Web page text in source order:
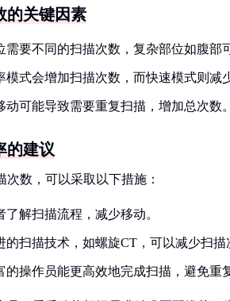
的关键因素
需要不同的扫描次数，复杂部位如腹部
模式会增加扫描次数，而快速模式则减
动可能导致需要重复扫描，增加总次数。
的建议
次数，可以采取以下措施：
了解扫描流程，减少移动。
的扫描技术，如螺旋CT，可以减少扫描
的操作员能更高效地完成扫描，避免重